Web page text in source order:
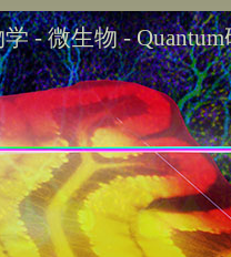
- 微生物 -